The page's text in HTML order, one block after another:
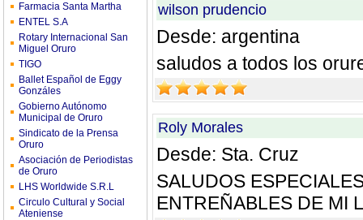
Farmacia Santa Martha
ENTEL S.A
Rotary Internacional San
Miguel Oruro
TIGO
Ballet Español de Eggy
Gonzáles
Gobierno Autónomo
Municipal de Oruro
Sindicato de la Prensa
Oruro
Asociación de Periodistas
de Oruro
LHS Worldwide S.R.L
Circulo Cultural y Social
Ateniense
wilson prudencio
Desde: argentina
saludos a todos los
Roly Morales
Desde: Sta. Cruz
SALUDOS
ENTREÑABLES DE MI